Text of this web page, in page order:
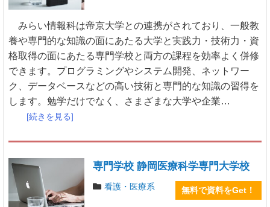
みらい情報科は帝京大学との連携がされており、一般教
養や専門的な知識の面にあたる大学と実践力・技術力・資
格取得の面にあたる専門学校と両方の課程を効率よく併修
できます。プログラミングやシステム開発、ネットワー
ク、データベースなどの高い技術と専門的な知識の習得を
します。勉学だけでなく、さまざまな大学や企業…
[続きを見る]
専門学校 静岡医療科学専門大学校
看護・医療系 無料で資料をGet！